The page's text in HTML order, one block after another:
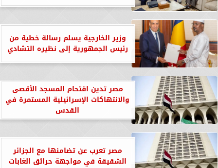
وزير الخارجية يسلم رسالة خطية من
رئيس الجمهورية إلى نظيره التشادي
مصر تدين اقتحام المسجد الأقصى
والانتهاكات الإسرائيلية المستمرة في
القدس
مصر تعرب عن تضامنها مع الجزائر
الشقيقة في مواجهة حرائق الغابات